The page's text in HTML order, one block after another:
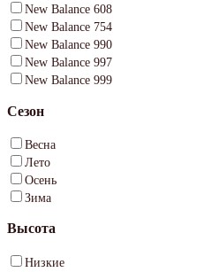
New Balance 608
New Balance 754
New Balance 990
New Balance 997
New Balance 999
Сезон
Весна
Лето
Осень
Зима
Высота
Низкие